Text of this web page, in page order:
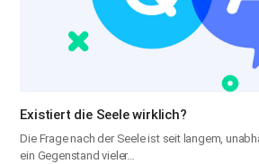
Existiert die Seele wirklich?
Die Frage nach der Seele ist seit langem,
ein Gegenstand vieler…